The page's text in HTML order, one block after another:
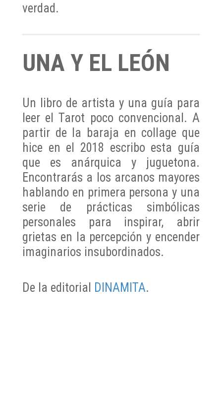
verdad.
UNA Y EL LEÓN
Un libro de artista y una guía para
leer el Tarot poco convencional. A
partir de la baraja en collage que
hice en el 2018 escribo esta guía
que es anárquica y juguetona.
Encontrarás a los arcanos mayores
hablando en primera persona y una
serie de prácticas simbólicas
personales para inspirar, abrir
grietas en la percepción y encender
imaginarios insubordinados.
De la editorial DINAMITA.